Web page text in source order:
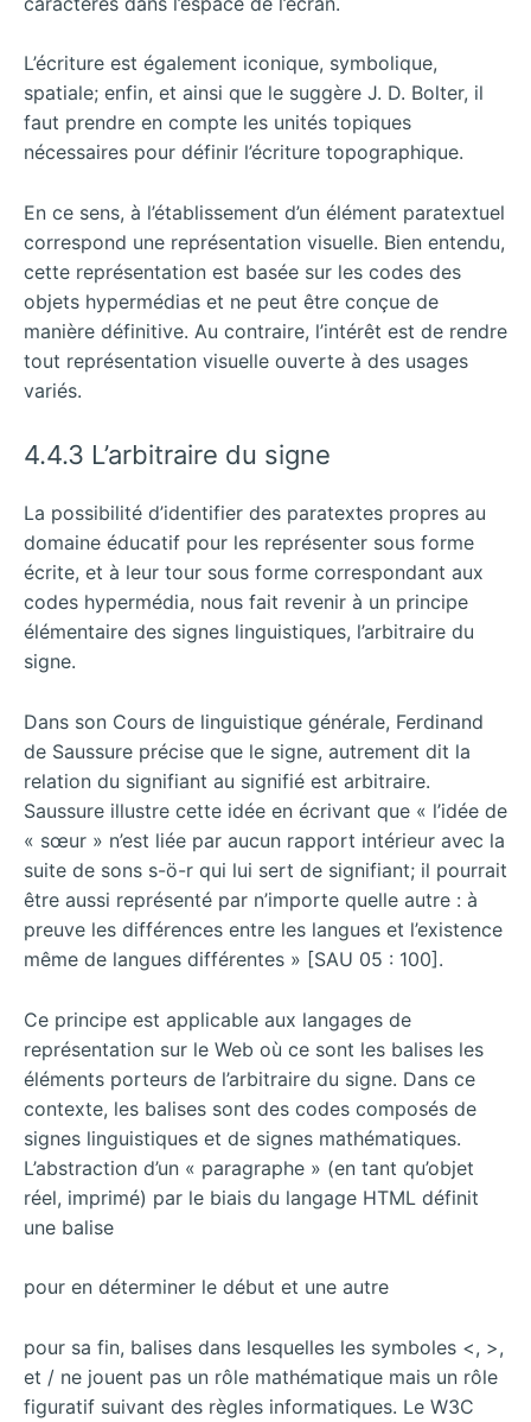
L’écriture est également iconique, symbolique,
spatiale; enfin, et ainsi que le suggère J. D. Bolter, il
faut prendre en compte les unités topiques
nécessaires pour définir l’écriture topographique.
En ce sens, à l’établissement d’un élément paratextuel
correspond une représentation visuelle. Bien entendu,
cette représentation est basée sur les codes des
objets hypermédias et ne peut être conçue de
manière définitive. Au contraire, l’intérêt est de rendre
tout représentation visuelle ouverte à des usages
variés.
4.4.3 L’arbitraire du signe
La possibilité d’identifier des paratextes propres au
domaine éducatif pour les représenter sous forme
écrite, et à leur tour sous forme correspondant aux
codes hypermédia, nous fait revenir à un principe
élémentaire des signes linguistiques, l’arbitraire du
signe.
Dans son Cours de linguistique générale, Ferdinand
de Saussure précise que le signe, autrement dit la
relation du signifiant au signifié est arbitraire.
Saussure illustre cette idée en écrivant que « l’idée de
« sœur » n’est liée par aucun rapport intérieur avec la
suite de sons s-ö-r qui lui sert de signifiant; il pourrait
être aussi représenté par n’importe quelle autre : à
preuve les différences entre les langues et l’existence
même de langues différentes » [SAU 05 : 100].
Ce principe est applicable aux langages de
représentation sur le Web où ce sont les balises les
éléments porteurs de l’arbitraire du signe. Dans ce
contexte, les balises sont des codes composés de
signes linguistiques et de signes mathématiques.
L’abstraction d’un « paragraphe » (en tant qu’objet
réel, imprimé) par le biais du langage HTML définit
une balise
pour en déterminer le début et une autre
pour sa fin, balises dans lesquelles les symboles <, >,
et / ne jouent pas un rôle mathématique mais un rôle
figuratif suivant des règles informatiques. Le W3C